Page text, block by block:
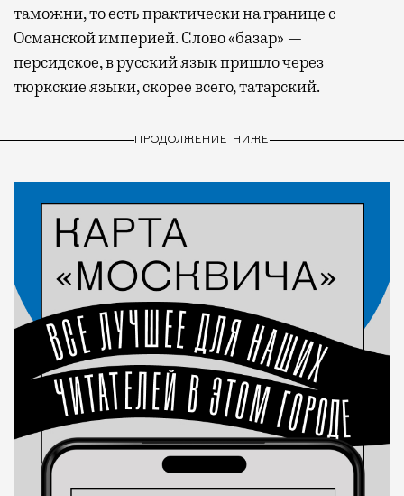
таможни, то есть практически на границе с
Османской империей. Слово «базар» —
персидское, в русский язык пришло через
тюркские языки, скорее всего, татарский.
ПРОДОЛЖЕНИЕ НИЖЕ